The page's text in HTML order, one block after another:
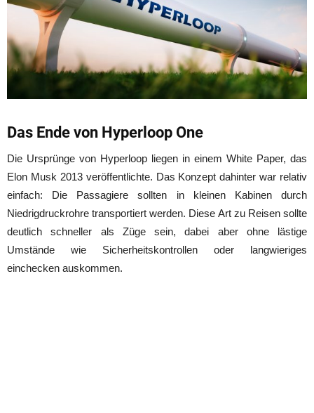
Das Ende von Hyperloop One
Die Ursprünge von Hyperloop liegen in einem White Paper, das
Elon Musk 2013 veröffentlichte. Das Konzept dahinter war relativ
einfach: Die Passagiere sollten in kleinen Kabinen durch
Niedrigdruckrohre transportiert werden. Diese Art zu Reisen sollte
deutlich schneller als Züge sein, dabei aber ohne lästige
Umstände wie Sicherheitskontrollen oder langwieriges
einchecken auskommen.